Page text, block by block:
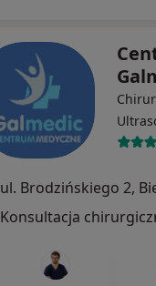
ul. Brodzińskiego 2,
Konsultacja